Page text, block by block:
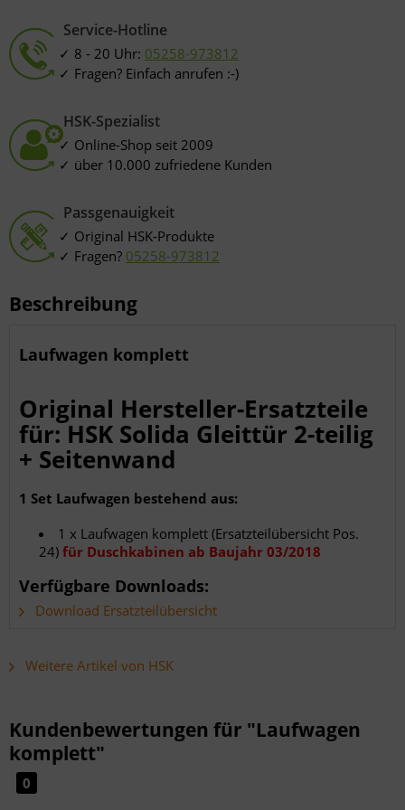
Service-Hotline
8 - 20 Uhr: 05258-973812
Fragen? Einfach anrufen :-)
HSK-Spezialist
Online-Shop seit 2009
über 10.000 zufriedene Kunden
Passgenauigkeit
Original HSK-Produkte
Fragen? 05258-973812
Beschreibung
Laufwagen komplett
Original Hersteller-Ersatzteile
für: HSK Solida Gleittür 2-teilig
+ Seitenwand
1 Set Laufwagen bestehend aus:
1 x Laufwagen komplett (Ersatzteilübersicht Pos.
24) für Duschkabinen ab Baujahr 03/2018
Verfügbare Downloads:
Download Ersatzteilübersicht
Weitere Artikel von HSK
Kundenbewertungen für "Laufwagen
komplett"
0